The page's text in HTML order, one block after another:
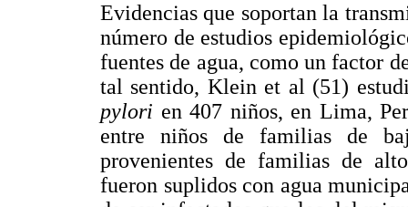
Evidencias que soportan la
número de estudios
fuentes de agua, como un factor
tal sentido, Klein et al (51)
pylori en 407 niños, en Lima,
entre niños de familias de
provenientes de familias de
fueron suplidos con agua